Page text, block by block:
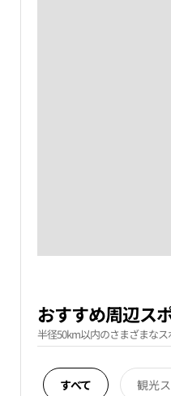
おすすめ周辺ス
半径50km以内のさまざまなス
すべて 観光